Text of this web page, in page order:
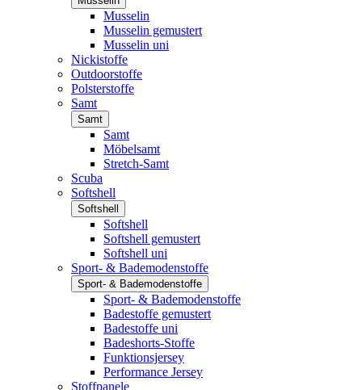
Musselin
Musselin gemustert
Musselin uni
Nickistoffe
Outdoorstoffe
Polsterstoffe
Samt
Samt
Samt
Möbelsamt
Stretch-Samt
Scuba
Softshell
Softshell
Softshell
Softshell gemustert
Softshell uni
Sport- & Bademodenstoffe
Sport- & Bademodenstoffe
Sport- & Bademodenstoffe
Badestoffe gemustert
Badestoffe uni
Badeshorts-Stoffe
Funktionsjersey
Performance Jersey
Stoffpanele